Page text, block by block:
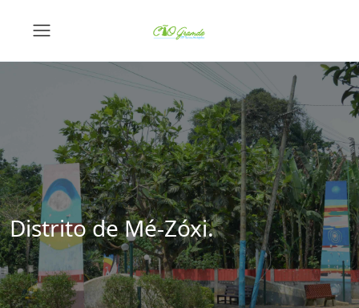
Distrito de Mé-Zóxi.